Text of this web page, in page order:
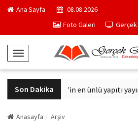
Ana Sayfa
08.08.2026
Foto Galeri
T
o
g
g
e
Son Dakika
Philip K. Dick'in en ünlü yapıtı
Anasayfa
Arşiv